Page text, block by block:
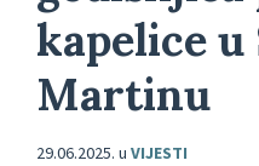
kapelice u
Martinu
29.06.2025. u VIJESTI